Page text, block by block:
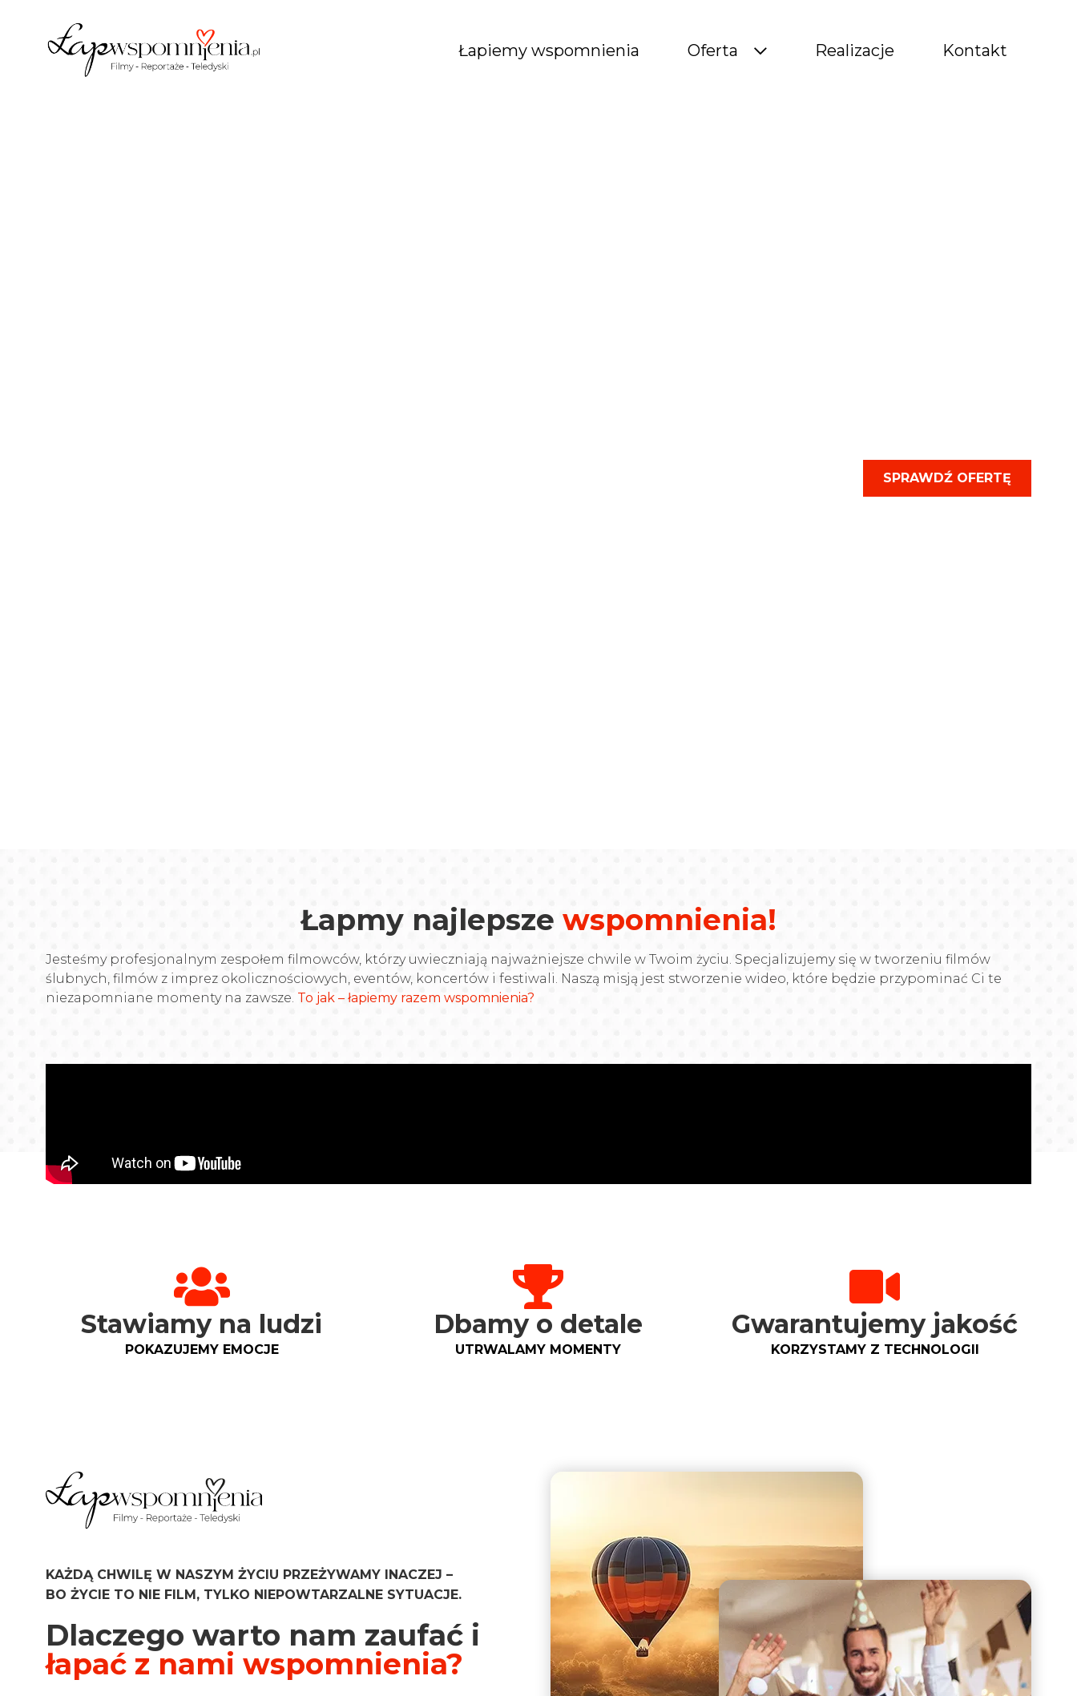
Łapiemy wspomnienia Oferta Realizacje Kontakt
SPRAWDŹ OFERTĘ
Łapmy najlepsze wspomnienia!
Jesteśmy profesjonalnym zespołem filmowców, którzy uwieczniają najważniejsze chwile w Twoim życiu. Specjalizujemy się w tworzeniu filmów
ślubnych, filmów z imprez okolicznościowych, eventów, koncertów i festiwali. Naszą misją jest stworzenie wideo, które będzie przypominać Ci te
niezapomniane momenty na zawsze. To jak – łapiemy razem wspomnienia?
Stawiamy na ludzi
POKAZUJEMY EMOCJE
Dbamy o detale
UTRWALAMY MOMENTY
Gwarantujemy jakość
KORZYSTAMY Z TECHNOLOGII
KAŻDĄ CHWILĘ W NASZYM ŻYCIU PRZEŻYWAMY INACZEJ –
BO ŻYCIE TO NIE FILM, TYLKO NIEPOWTARZALNE SYTUACJE.
Dlaczego warto nam zaufać i
łapać z nami wspomnienia?